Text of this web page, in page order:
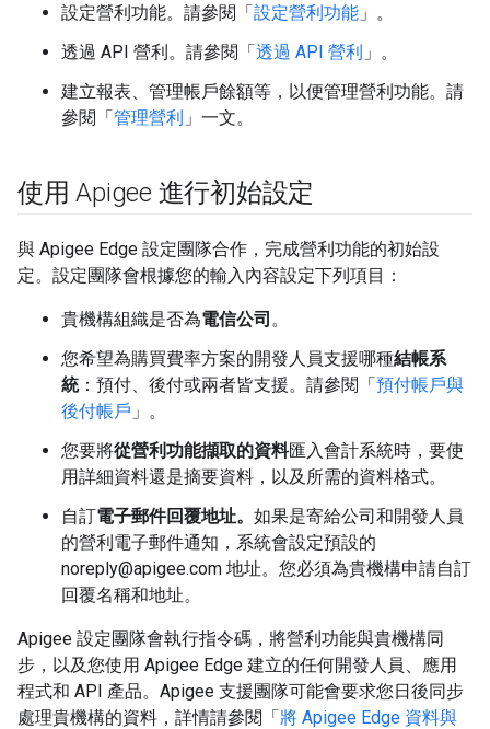
設定營利功能。請參閱「設定營利功能 」。
透過 API 營利。請參閱「透過 API 營利 」。
建立報表、管理帳戶餘額等，以便管理營利功能。請
參閱「管理營利 」一文。
使用 Apigee 進行初始設定
與 Apigee Edge 設定團隊合作，完成營利功能的初始設
定。設定團隊會根據您的輸入內容設定下列項目：
貴機構組織是否為電信公司 。
您希望為購買費率方案的開發人員支援哪種結帳系
統：預付、後付或兩者皆支援。請參閱「預付帳戶與
後付帳戶 」。
您要將從營利功能擷取的資料匯入會計系統時，要使
用詳細資料還是摘要資料，以及所需的資料格式。
自訂電子郵件回覆地址。 如果是寄給公司和開發人員
的營利電子郵件通知，系統會設定預設的
noreply@apigee.com 地址。您必須為貴機構申請自訂
回覆名稱和地址。
Apigee 設定團隊會執行指令碼，將營利功能與貴機構同
步，以及您使用 Apigee Edge 建立的任何開發人員、應用
程式和 API 產品。Apigee 支援團隊可能會要求您日後同步
處理貴機構的資料，詳情請參閱「將 Apigee Edge 資料與